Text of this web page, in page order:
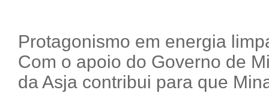
Protagonismo em energia
Com o apoio do Governo de
da Asja contribui para que